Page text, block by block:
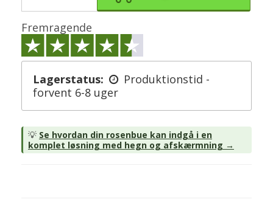
Fremragende
Lagerstatus:
Produktionstid -
forvent 6-8 uger
💡 Se hvordan din rosenbue kan indgå i en
komplet løsning med hegn og afskærmning →